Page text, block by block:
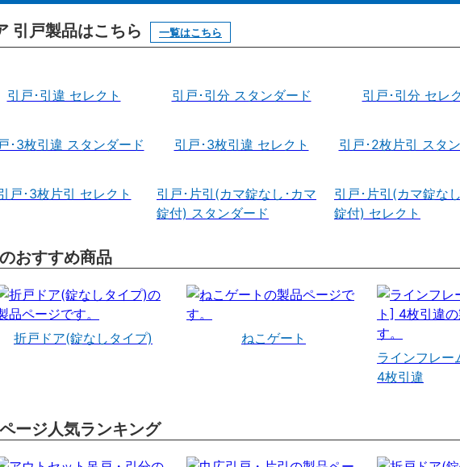
引戸製品はこちら 一覧はこちら
引戸･引違 セレクト 引戸･引分 スタンダード 引戸･引分 セレ
･3枚引違 スタンダード 引戸･3枚引違 セレクト 引戸･2枚片引 スタ
戸･3枚片引 セレクト
引戸･片引(カマ錠なし･カマ
錠付) スタンダード
引戸･片引(カマ錠な
錠付) セレクト
おすすめ商品
折戸ドア(錠なしタイプ)
ねこゲート
ラインフレー
4枚引違
ージ人気ランキング